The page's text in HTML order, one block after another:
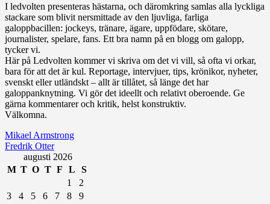
I ledvolten presenteras hästarna, och däromkring samlas alla lyckliga
stackare som blivit nersmittade av den ljuvliga, farliga
galoppbacillen: jockeys, tränare, ägare, uppfödare, skötare,
journalister, spelare, fans. Ett bra namn på en blogg om galopp,
tycker vi.
Här på Ledvolten kommer vi skriva om det vi vill, så ofta vi orkar,
bara för att det är kul. Reportage, intervjuer, tips, krönikor, nyheter,
svenskt eller utländskt – allt är tillåtet, så länge det har
galoppanknytning. Vi gör det ideellt och relativt oberoende. Ge
gärna kommentarer och kritik, helst konstruktiv.
Välkomna.
Mikael Armstrong
Fredrik Otter
augusti 2026
M T O T F L
S
1
2
3
4 5 6 7 8
9